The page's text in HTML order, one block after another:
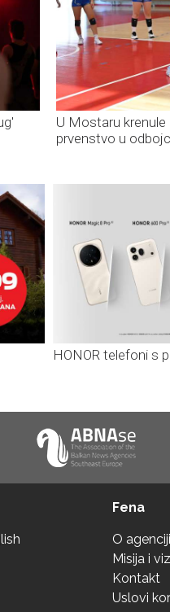
U Mostaru krenule
prvenstvo u
HONOR telefoni s
Fena
O agenciji
Misija i
Kontakt
Uslovi